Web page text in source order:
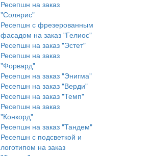
Ресепшн на заказ
"Солярис"
Ресепшн с фрезерованным
фасадом на заказ "Гелиос"
Ресепшн на заказ "Эстет"
Ресепшн на заказ
"Форвард"
Ресепшн на заказ "Энигма"
Ресепшн на заказ "Верди"
Ресепшн на заказ "Темп"
Ресепшн на заказ
"Конкорд"
Ресепшн на заказ "Тандем"
Ресепшн с подсветкой и
логотипом на заказ